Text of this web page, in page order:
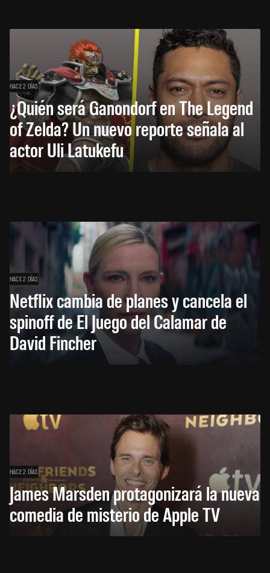
HACE 2 DÍAS
¿Quién será Ganondorf en The Legend
of Zelda? Un nuevo reporte señala al
actor Uli Latukefu
HACE 2 DÍAS
Netflix cambia de planes y cancela el
spinoff de El Juego del Calamar de
David Fincher
HACE 2 DÍAS
James Marsden protagonizará la nueva
comedia de misterio de Apple TV